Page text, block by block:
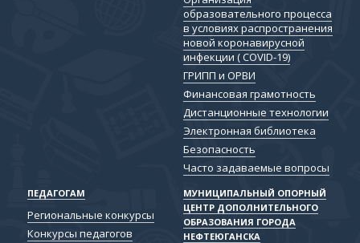
образовательного процесса
в условиях распространения
новой коронавирусной
инфекции ( COVID-19)
ГРИПП и ОРВИ
Финансовая грамотность
Дистанционные технологии
Электронная библиотека
Безопасность
Часто задаваемые вопросы
ПЕДАГОГАМ
Региональные конкурсы
Конкурсы педагогов
МУНИЦИПАЛЬНЫЙ ОПОРНЫЙ
ЦЕНТР ДОПОЛНИТЕЛЬНОГО
ОБРАЗОВАНИЯ ГОРОДА
НЕФТЕЮГАНСКА